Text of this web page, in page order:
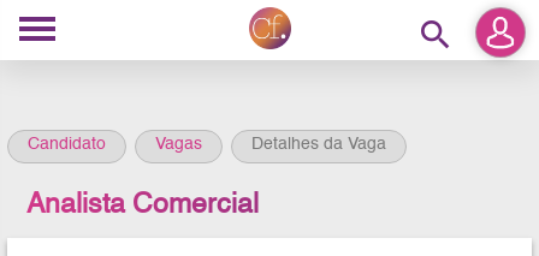
search
Candidato Vagas Detalhes da Vaga
Analista Comercial